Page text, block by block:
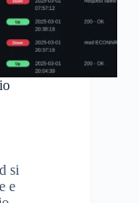
si
e